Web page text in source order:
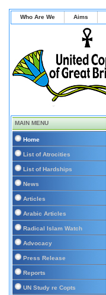
Who Are We Aims
MAIN MENU
Home
List of Atrocities
List of Hardships
News
Articles
Arabic Articles
Radical Islam Watch
Advocacy
Press Release
Reports
UN Study re Copts